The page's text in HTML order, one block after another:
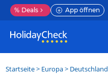
% Deals App öffnen
Startseite> Europa> Deutschland